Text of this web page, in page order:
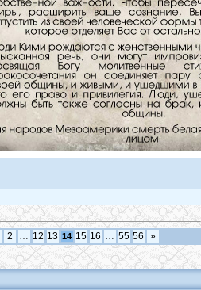
2 12 13 14 15 16 55 56 »